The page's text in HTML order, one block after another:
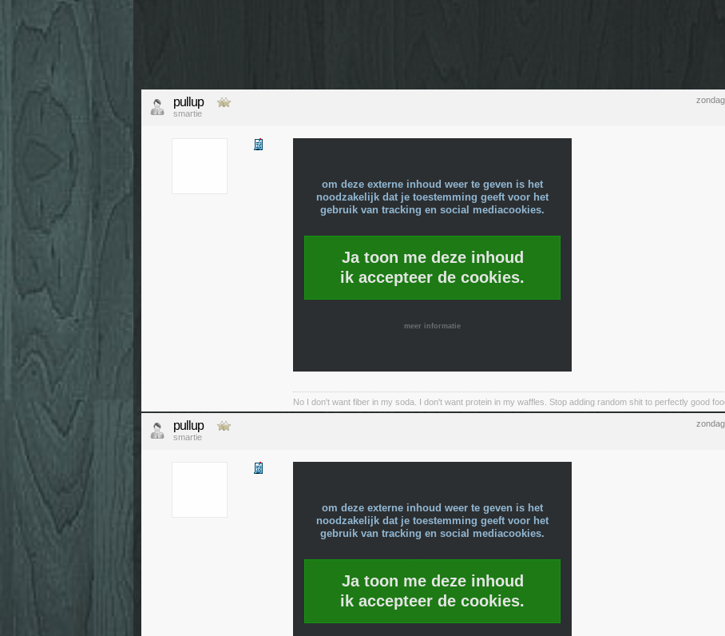
pullup
smartie
om deze externe inhoud weer te geven is het
noodzakelijk dat je toestemming geeft voor het
gebruik van tracking en social mediacookies.
Ja toon me deze inhoud
ik accepteer de cookies.
meer informatie
No I don't want fiber in my soda. I don't want protein in my waffles. Stop adding random shit to perfectly good
pullup
smartie
om deze externe inhoud weer te geven is het
noodzakelijk dat je toestemming geeft voor het
gebruik van tracking en social mediacookies.
Ja toon me deze inhoud
ik accepteer de cookies.